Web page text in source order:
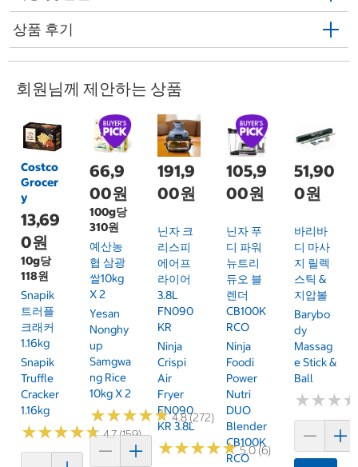
상품 후기
회원님께 제안하는 상품
Costco
Grocer
y
13,69
0원
10g당
118원
Snapik
트러플
크래커
1.16kg
Snapik
Truffle
Cracker
1.16kg
★★★★★
★★★★★4.7 (159)
66,9
00원
100g당
310원
예산농
협 삼광
쌀10kg
X 2
Yesan
Nonghy
Up
Samgwa
Ng Rice
10kg X 2
★★★★★
★★★★★4.8 (272)
191,9
00원
닌자 크
리스피
에어프
라이어
3.8L
FN090
KR
Ninja
Crispi
Air
Fryer
FN090
KR 3.8L
★★★★★
★★★★★5.0 (6)
105,9
00원
닌자 푸
디 파워
뉴트리
듀오 블
렌더
CB100K
RCO
Ninja
Foodi
Power
Nutri
DUO
Blender
CB100K
RCO
51,90
0원
바리바
디 마사
지 릴렉
스틱 &
지압볼
Barybo
Dy
Massag
E Stick &
Ball
★★★
★★★